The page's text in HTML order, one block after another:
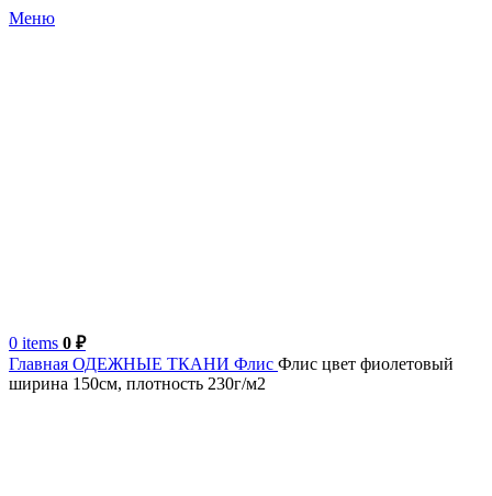
Меню
0 items 0 ₽
Главная ОДЕЖНЫЕ ТКАНИ Флис Флис цвет фиолетовый
ширина 150см, плотность 230г/м2